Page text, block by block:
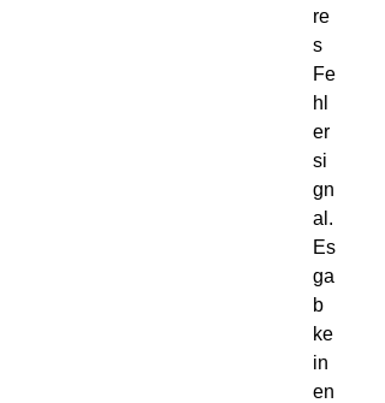
re
s
Fe
hl
er
si
gn
al.
Es
ga
b
ke
in
en